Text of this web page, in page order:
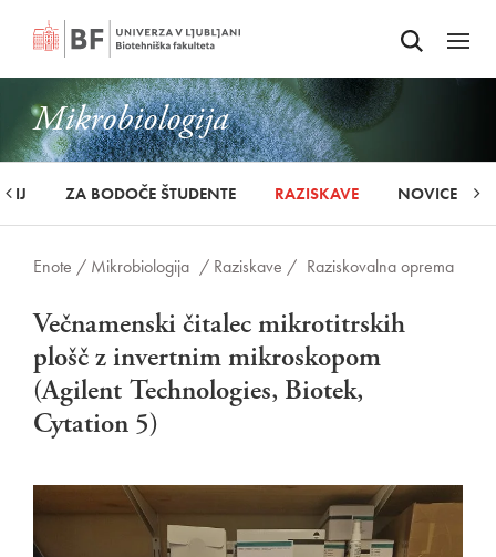
Odpri iskalnik
Odpri
Mikrobiologija
ZA BODOČE ŠTUDENTE RAZISKAVE NOVICE
Enote / Mikrobiologija / Raziskave / Raziskovalna oprema
Večnamenski čitalec mikrotitrskih
plošč z invertnim mikroskopom
(Agilent Technologies, Biotek,
Cytation 5)